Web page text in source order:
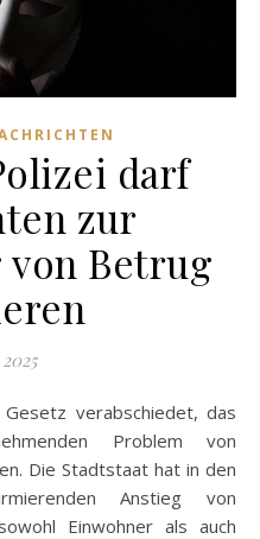
darf
zur
von Betrug
Problem von
Die Stadtstaat hat in den
Anstieg von
Einwohner als auch